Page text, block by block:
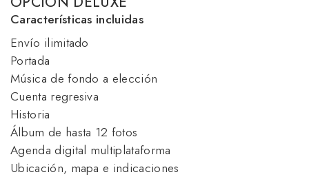
Características incluidas
Envío ilimitado
Portada
Música de fondo a elección
Cuenta regresiva
Historia
Álbum de hasta 12 fotos
Agenda digital multiplataforma
Ubicación, mapa e indicaciones